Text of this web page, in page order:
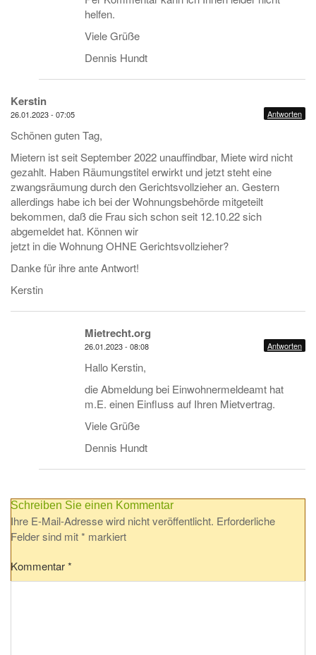
helfen.
Viele Grüße
Dennis Hundt
Kerstin
26.01.2023 - 07:05 Antworten
Schönen guten Tag,
Mietern ist seit September 2022 unauffindbar, Miete wird nicht
gezahlt. Haben Räumungstitel erwirkt und jetzt steht eine
zwangsräumung durch den Gerichtsvollzieher an. Gestern
allerdings habe ich bei der Wohnungsbehörde mitgeteilt
bekommen, daß die Frau sich schon seit 12.10.22 sich
abgemeldet hat. Können wir
jetzt in die Wohnung OHNE Gerichtsvollzieher?
Danke für ihre ante Antwort!
Kerstin
Mietrecht.org
26.01.2023 - 08:08 Antworten
Hallo Kerstin,
die Abmeldung bei Einwohnermeldeamt hat
m.E. einen Einfluss auf Ihren Mietvertrag.
Viele Grüße
Dennis Hundt
Schreiben Sie einen Kommentar
Ihre E-Mail-Adresse wird nicht veröffentlicht. Erforderliche
Felder sind mit* markiert
Kommentar*